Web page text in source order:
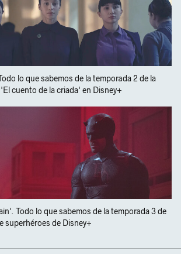
lo que sabemos de la temporada 2 de la
cuento de la criada' en Disney+
Todo lo que sabemos de la temporada 3 de
superhéroes de Disney+